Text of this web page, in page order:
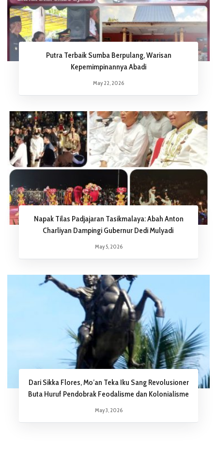
Putra Terbaik Sumba Berpulang, Warisan
Kepemimpinannya Abadi
May 22, 2026
Napak Tilas Padjajaran Tasikmalaya: Abah Anton
Charliyan Dampingi Gubernur Dedi Mulyadi
May 5, 2026
Dari Sikka Flores, Mo’an Teka Iku Sang Revolusioner
Buta Huruf Pendobrak Feodalisme dan Kolonialisme
May 3, 2026